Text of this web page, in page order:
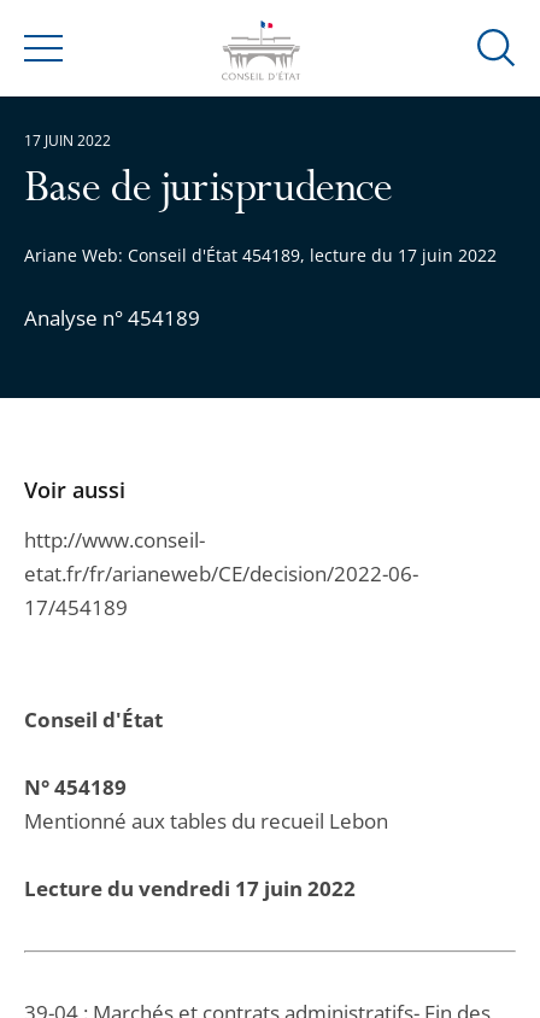
Menu
Ouvrir
Base de jurisprudence
Ariane Web: Conseil d'État 454189, lecture du 17 juin 2022
Analyse n° 454189
17 JUIN 2022
Conseil d'État
N° 454189
Mentionné aux tables du recueil Lebon
Lecture du vendredi 17 juin 2022
Voir aussi
http://www.conseil-
etat.fr/fr/arianeweb/CE/decision/2022-06-
17/454189